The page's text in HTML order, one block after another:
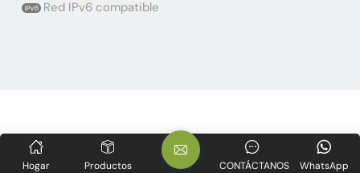
Red IPv6 compatible
Hogar Productos WhatsApp
CONTÁCTANOS